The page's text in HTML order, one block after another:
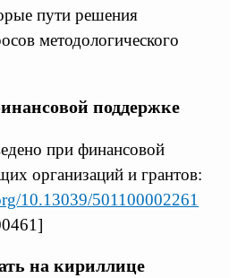
пути решения
методологического
поддержке
при финансовой
организаций и грантов:
10.13039/501100002261
на кириллице